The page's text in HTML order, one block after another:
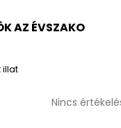
AZ ÉVSZAKOK
illat
A
Nincs